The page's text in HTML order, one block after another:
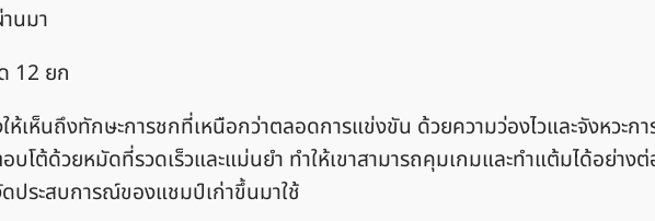
นมา
12 ยก
เห็นถึงทักษะการชกที่เหนือกว่าตลอดการแข่งขัน ด้วยความว่องไวและจังหวะกา
ต้ด้วยหมัดที่รวดเร็วและแม่นยำ ทำให้เขาสามารถคุมเกมและทำแต้มได้อย่างต่
ประสบการณ์ของแชมป์เก่าขึ้นมาใช้